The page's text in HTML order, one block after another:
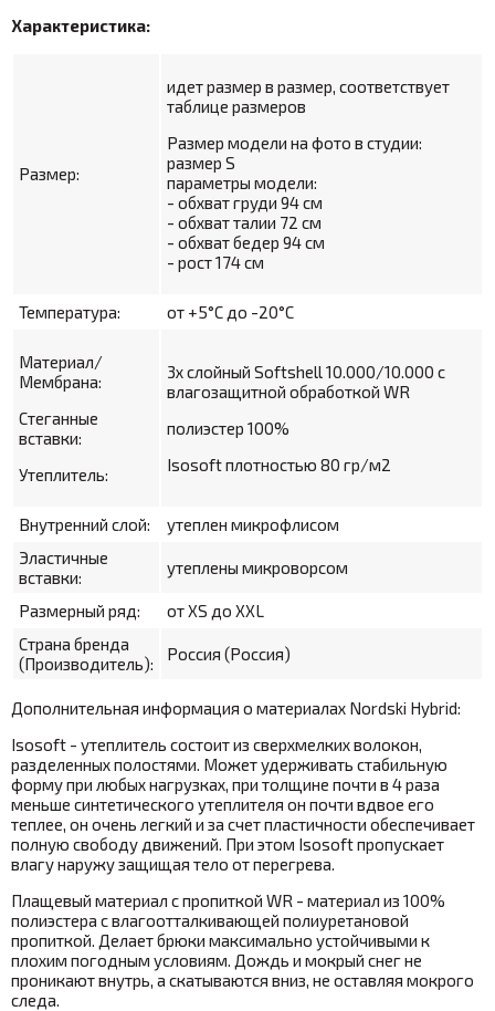
Характеристика:
Размер:
идет размер в размер, соответствует
таблице размеров
Размер модели на фото в студии:
размер S
параметры модели:
- обхват груди 94 см
- обхват талии 72 см
- обхват бедер 94 см
- рост 174 см
Температура: от +5°С до -20°С
Материал/
Мембрана:
Стеганные
вставки:
Утеплитель:
3х слойный Softshell10.000/10.000 с
влагозащитной обработкой WR
полиэстер 100%
Isosoft плотностью 80 гр/м2
Внутренний слой:
утеплен микрофлисом
Эластичные
вставки:
утеплены микроворсом
Размерный ряд:
от XS до XXL
Страна бренда
(Производитель):
Россия (Россия)
Дополнительная информация о материалах Nordski Hybrid:
Isosoft - утеплитель состоит из сверхмелких волокон,
разделенных полостями. Может удерживать стабильную
форму при любых нагрузках, при толщине почти в 4 раза
меньше синтетического утеплителя он почти вдвое его
теплее, он очень легкий и за счет пластичности обеспечивает
полную свободу движений. При этом Isosoft пропускает
влагу наружу защищая тело от перегрева.
Плащевый материал с пропиткой WR - материал из 100%
полиэстера с влагоотталкивающей полиуретановой
пропиткой. Делает брюки максимально устойчивыми к
плохим погодным условиям. Дождь и мокрый снег не
проникают внутрь, а скатываются вниз, не оставляя мокрого
следа.